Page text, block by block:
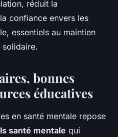
réduit la
confiance envers les
essentiels au maintien
solidaire.
bonnes
éducatives
en santé mentale repose
santé mentale qui